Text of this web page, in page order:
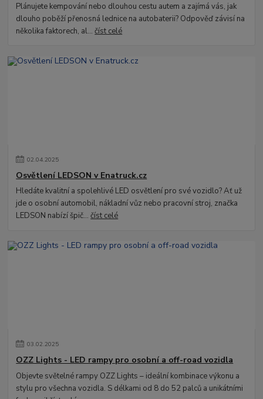
Plánujete kempování nebo dlouhou cestu autem a zajímá vás, jak
dlouho poběží přenosná lednice na autobaterii? Odpověď závisí na
několika faktorech, al...číst celé
02.04.2025
Osvětlení LEDSON v Enatruck.cz
Hledáte kvalitní a spolehlivé LED osvětlení pro své vozidlo? Ať už
jde o osobní automobil, nákladní vůz nebo pracovní stroj, značka
LEDSON nabízí špič...číst celé
03.02.2025
OZZ Lights - LED rampy pro osobní a off-road vozidla
Objevte světelné rampy OZZ Lights – ideální kombinace výkonu a
stylu pro všechna vozidla. S délkami od 8 do 52 palců a unikátními